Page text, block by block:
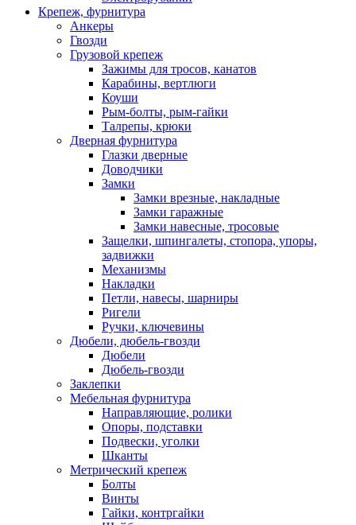
Крепеж, фурнитура
Анкеры
Гвозди
Грузовой крепеж
Зажимы для тросов, канатов
Карабины, вертлюги
Коуши
Рым-болты, рым-гайки
Талрепы, крюки
Дверная фурнитура
Глазки дверные
Доводчики
Замки
Замки врезные, накладные
Замки гаражные
Замки навесные, тросовые
Защелки, шпингалеты, стопора, упоры,
задвижки
Механизмы
Накладки
Петли, навесы, шарниры
Ригели
Ручки, ключевины
Дюбели, дюбель-гвозди
Дюбели
Дюбель-гвозди
Заклепки
Мебельная фурнитура
Направляющие, ролики
Опоры, подставки
Подвески, уголки
Шканты
Метрический крепеж
Болты
Винты
Гайки, контргайки